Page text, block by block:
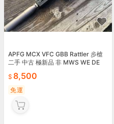
APFG MCX VFC GBB Rattler 步槍
二手 中古 極新品 非 MWS WE DE
8,500
免運